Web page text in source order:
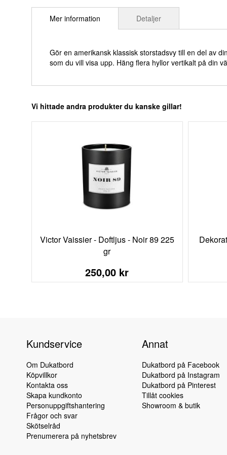
till
börjanMer information
Gör en amerikansk klassisk storstadsvy till en del av
som du vill visa upp. Häng flera hyllor vertikalt på din
Detaljer
Vi hittade andra produkter du kanske gillar!
Victor Vaissier - Doftljus - Noir 89 225
gr
250,00 kr
Kundservice
Om Dukatbord
Köpvillkor
Kontakta oss
Skapa kundkonto
Personuppgiftshantering
Frågor och svar
Skötselråd
Prenumerera på nyhetsbrev
Annat
Dukatbord på Facebook
Dukatbord på Instagram
Dukatbord på Pinterest
Tillåt cookies
Showroom & butik